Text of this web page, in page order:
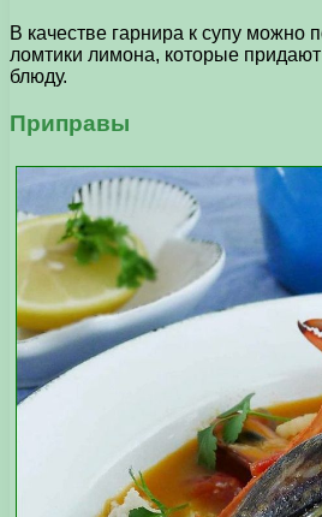
В качестве гарнира к супу можно
ломтики лимона, которые
блюду.
Приправы